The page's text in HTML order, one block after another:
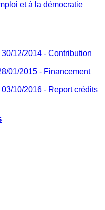
et à la démocratie
12/2014 - Contribution
01/2015 - Financement
10/2016 - Report crédits